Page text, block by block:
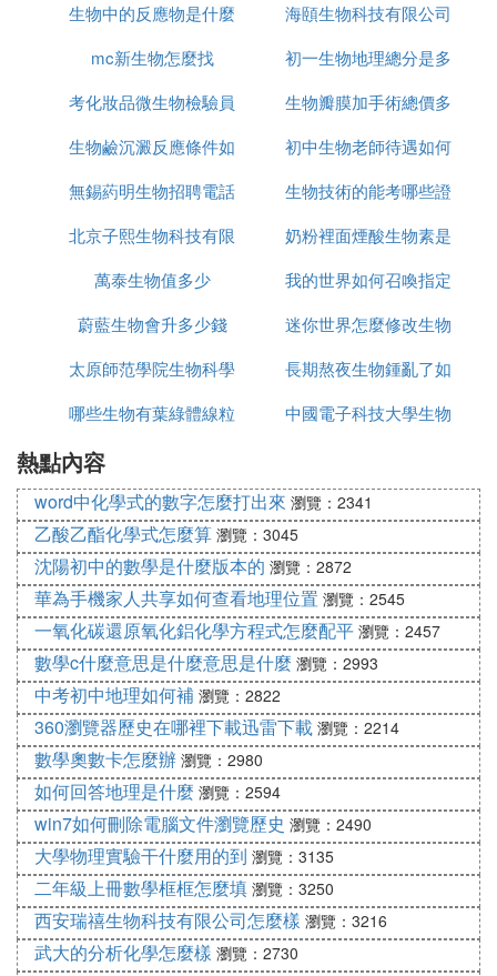
1、幼兒園：保育老師、幼兒老師、園長等。
2、小學：語文老師、數學老師、英語老師、音樂老
師、體育老師、美術老師、信息技術老師、校長等。
3、初（高）中：語文老師、數學老師、英語老師、
音樂老師、體育老師、美術老師、信息技術老師、物
理老師、化學老師、生物老師、校長等。
4、大學：輔導員、講師、教授、博士導師、院長。
微生物有什麼
生物中的反應物是什麼
意思
海頤生物科技有限公司
怎麼樣
mc新生物怎麼找
初一生物地理總分是多
少
考化妝品微生物檢驗員
需要什麼條件
生物瓣膜加手術總價多
少錢
生物鹼沉澱反應條件如
何
初中生物老師待遇如何
無錫葯明生物招聘電話
是多少錢
生物技術的能考哪些證
書
北京子熙生物科技有限
公司怎麼樣
奶粉裡面煙酸生物素是
什麼
萬泰生物值多少
我的世界如何召喚指定
數量的生物
蔚藍生物會升多少錢
迷你世界怎麼修改生物
蛋
太原師范學院生物科學
專業怎麼樣
長期熬夜生物鍾亂了如
何改正
哪些生物有葉綠體線粒
中國電子科技大學生物
熱點內容
word中化學式的數字怎麼打出來 瀏覽：2341
乙酸乙酯化學式怎麼算 瀏覽：3045
沈陽初中的數學是什麼版本的 瀏覽：2872
華為手機家人共享如何查看地理位置 瀏覽：2545
一氧化碳還原氧化鋁化學方程式怎麼配平 瀏覽：2457
數學c什麼意思是什麼意思是什麼 瀏覽：2993
中考初中地理如何補 瀏覽：2822
360瀏覽器歷史在哪裡下載迅雷下載 瀏覽：2214
數學奧數卡怎麼辦 瀏覽：2980
如何回答地理是什麼 瀏覽：2594
win7如何刪除電腦文件瀏覽歷史 瀏覽：2490
大學物理實驗干什麼用的到 瀏覽：3135
二年級上冊數學框框怎麼填 瀏覽：3250
西安瑞禧生物科技有限公司怎麼樣 瀏覽：3216
武大的分析化學怎麼樣 瀏覽：2730